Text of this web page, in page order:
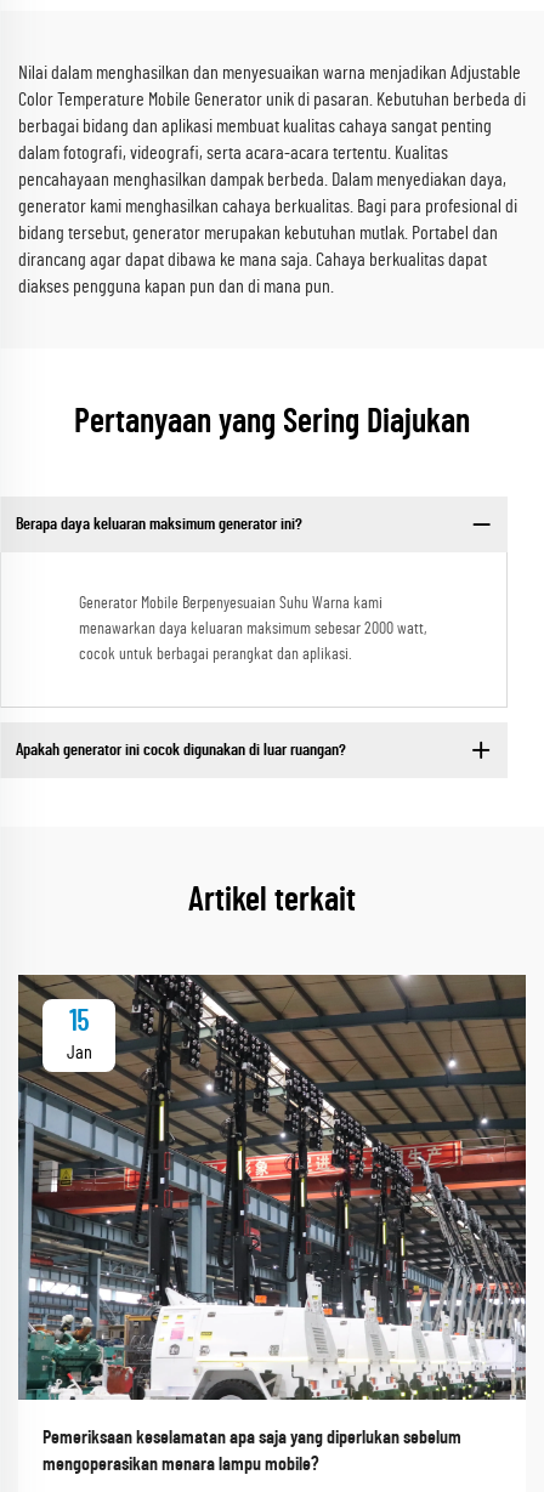
Nilai dalam menghasilkan dan menyesuaikan warna menjadikan Adjustable
Color Temperature Mobile Generator unik di pasaran. Kebutuhan berbeda di
berbagai bidang dan aplikasi membuat kualitas cahaya sangat penting
dalam fotografi, videografi, serta acara-acara tertentu. Kualitas
pencahayaan menghasilkan dampak berbeda. Dalam menyediakan daya,
generator kami menghasilkan cahaya berkualitas. Bagi para profesional di
bidang tersebut, generator merupakan kebutuhan mutlak. Portabel dan
dirancang agar dapat dibawa ke mana saja. Cahaya berkualitas dapat
diakses pengguna kapan pun dan di mana pun.
Pertanyaan yang Sering Diajukan
Berapa daya keluaran maksimum generator ini?
Generator Mobile Berpenyesuaian Suhu Warna kami
menawarkan daya keluaran maksimum sebesar 2000 watt,
cocok untuk berbagai perangkat dan aplikasi.
Apakah generator ini cocok digunakan di luar ruangan?
Artikel terkait
15
Jan
Pemeriksaan keselamatan apa saja yang diperlukan sebelum
mengoperasikan menara lampu mobile?